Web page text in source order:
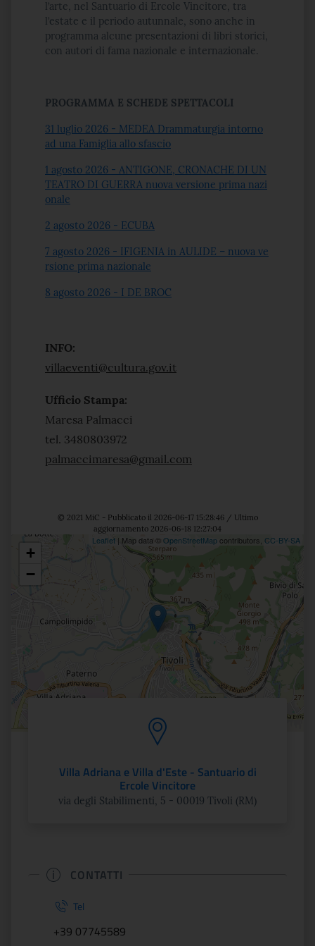
l’arte, nel Santuario di Ercole Vincitore, tra
l’estate e il periodo autunnale, sono anche in
programma alcune presentazioni di libri storici,
con autori di fama nazionale e internazionale.
PROGRAMMA E SCHEDE SPETTACOLI
31 luglio 2026 - MEDEA Drammaturgia intorno
ad una Famiglia allo sfascio
1 agosto 2026 - ANTIGONE, CRONACHE DI UN
TEATRO DI GUERRA nuova versione prima nazi
onale
2 agosto 2026 - ECUBA
7 agosto 2026 - IFIGENIA in AULIDE – nuova ve
rsione prima nazionale
8 agosto 2026 - I DE BROC
INFO:
villaeventi@cultura.gov.it
Ufficio Stampa:
Maresa Palmacci
tel. 3480803972
palmaccimaresa@gmail.com
© 2021 MiC - Pubblicato il 2026-06-17 15:28:46 / Ultimo
aggiornamento 2026-06-18 12:27:04
Posizione
+
−
Leaflet | Map data © OpenStreetMap contributors, CC-BY-SA
Villa Adriana e Villa d'Este - Santuario di
Ercole Vincitore
via degli Stabilimenti, 5 - 00019 Tivoli (RM)
CONTATTI
Tel
+39 07745589